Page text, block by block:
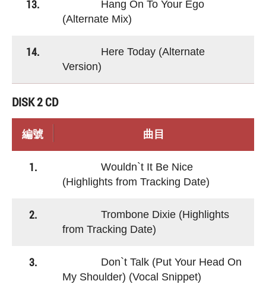
13.
Hang On To Your Ego
(Alternate Mix)
14.
Here Today (Alternate
Version)
DISK 2 CD
編號 曲目
1.
Wouldn`t It Be Nice
(Highlights from Tracking Date)
2.
Trombone Dixie (Highlights
from Tracking Date)
3.
Don`t Talk (Put Your Head On
My Shoulder) (Vocal Snippet)